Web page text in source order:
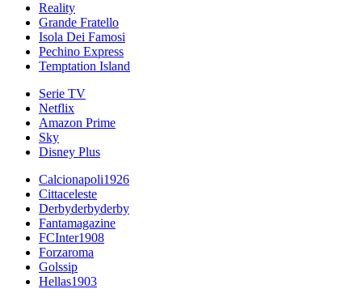
Reality
Grande Fratello
Isola Dei Famosi
Pechino Express
Temptation Island
Serie TV
Netflix
Amazon Prime
Sky
Disney Plus
Calcionapoli1926
Cittaceleste
Derbyderbyderby
Fantamagazine
FCInter1908
Forzaroma
Golssip
Hellas1903